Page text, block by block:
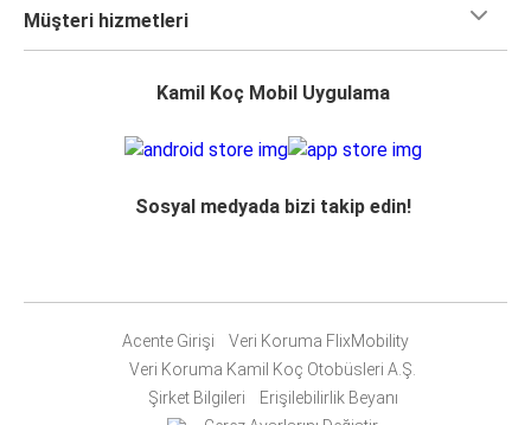
Müşteri hizmetleri
Kamil Koç Mobil Uygulama
Sosyal medyada bizi takip edin!
Acente Girişi
Veri Koruma FlixMobility
Veri Koruma Kamil Koç Otobüsleri A.Ş.
Şirket Bilgileri
Erişilebilirlik Beyanı